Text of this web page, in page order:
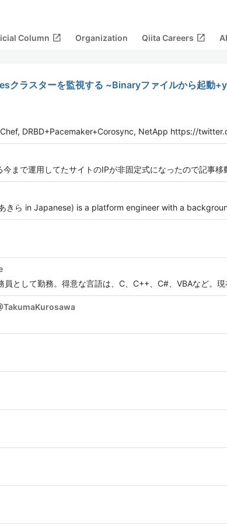
Column open_in_new Organization Qiita Careers open_in_new
ラスターを監視する ~Binaryファイルから起動
DRBD+Pacemaker+Corosync, NetApp https://
まで運用してたサイトのIPが非固定式になったので記事移
きら in Japanese) is a platform engineer with a
として勤務。得意な言語は、C、C++、C#、VBAなど。
TakumaKurosawa